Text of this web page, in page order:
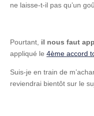
ne laisse-t-il pas qu’un
Pourtant, il nous faut
appliqué le 4ème accord
Suis-je en train de
reviendrai bientôt sur le